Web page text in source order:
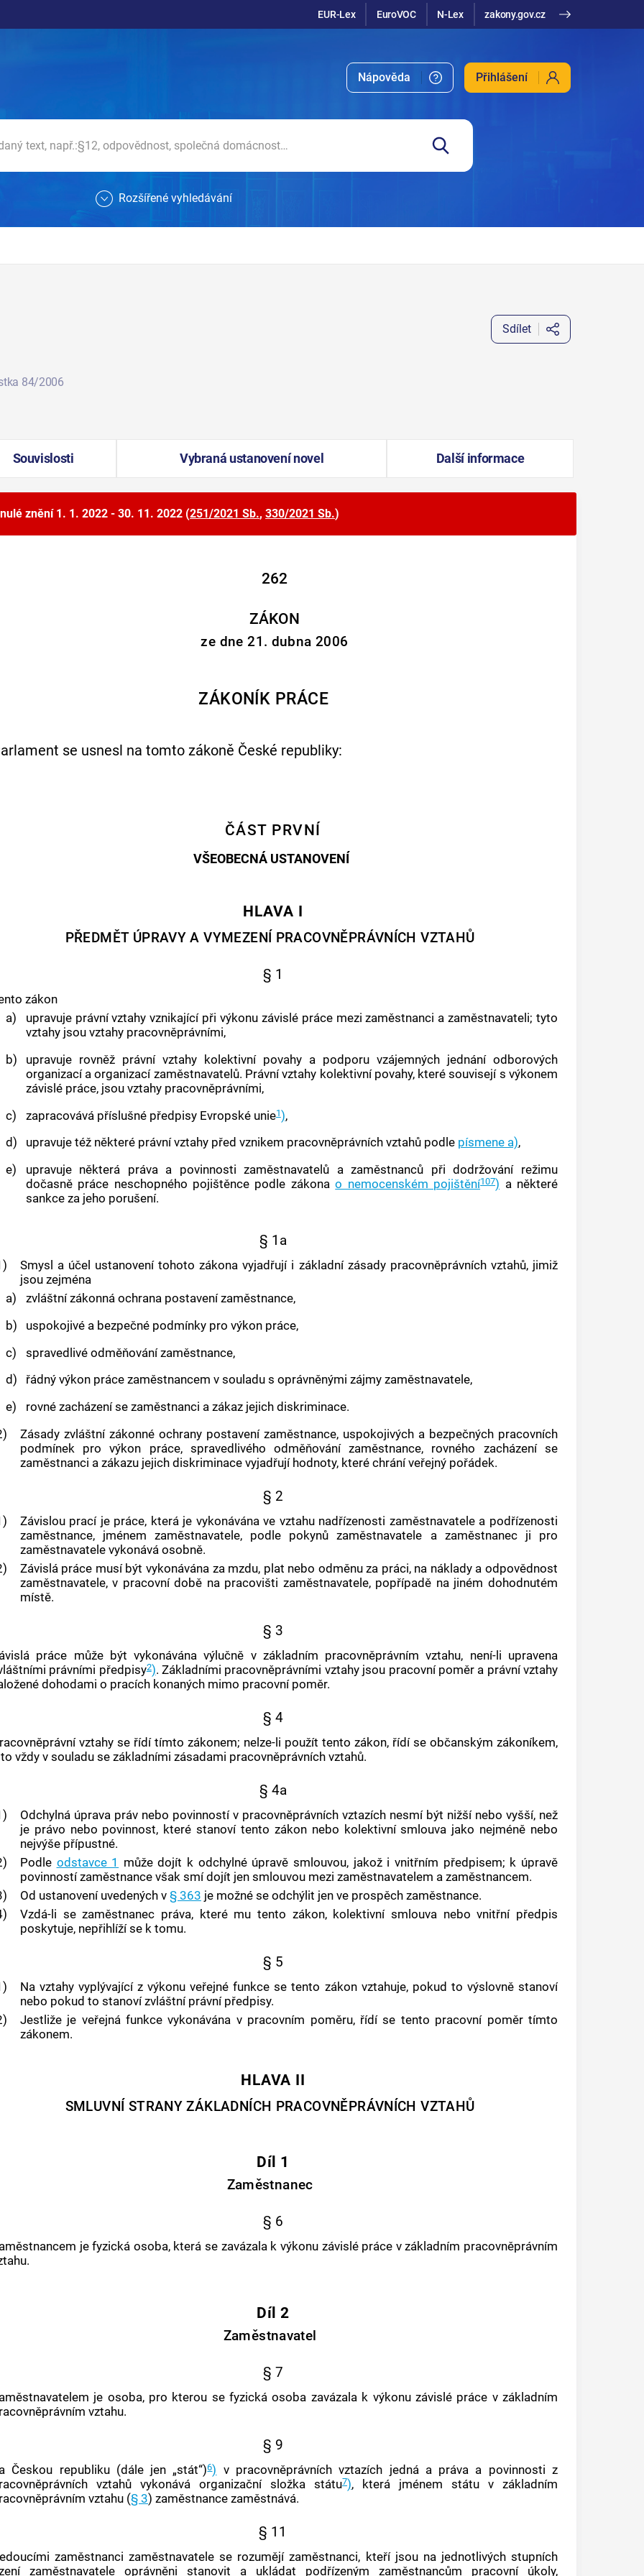
EUR-Lex EuroVOC N-Lex zakony.gov.cz
Nápověda Přihlášení
Rozšířené vyhledávání
84/2006
Sdílet
Souvislosti Vybraná ustanovení novel Další informace
znění1. 1. 2022 - 30. 11. 2022 (251/2021 Sb.,330/2021 Sb.)
262
ZÁKON
ze dne 21. dubna 2006
ZÁKONÍK PRÁCE
se usnesl na tomto zákoně České republiky:
ČÁST PRVNÍ
VŠEOBECNÁ USTANOVENÍ
HLAVA I
PŘEDMĚT ÚPRAVY A VYMEZENÍ PRACOVNĚPRÁVNÍCH VZTAHŮ
§ 1
zákon
a)
upravuje právní vztahy vznikající při výkonu závislé práce mezi zaměstnanci a zaměstnavateli; tyto
vztahy jsou vztahy pracovněprávními,
b)
upravuje rovněž právní vztahy kolektivní povahy a podporu vzájemných jednání odborových
organizací a organizací zaměstnavatelů. Právní vztahy kolektivní povahy, které souvisejí s výkonem
závislé práce, jsou vztahy pracovněprávními,
c)
zapracovává příslušné předpisy Evropské unie1),
d)
upravuje též některé právní vztahy před vznikem pracovněprávních vztahů podle písmene a),
e)
upravuje některá práva a povinnostizaměstnavatelů a zaměstnanců při dodržování režimu
dočasně práce neschopného pojištěnce podle zákonao nemocenském pojištění107) a některé
sankce za jeho porušení.
§ 1a
Smysl a účel ustanovení tohoto zákona vyjadřují i základní zásady pracovněprávních vztahů, jimiž
jsou zejména
a)
zvláštní zákonná ochrana postavenízaměstnance,
b)
uspokojivé a bezpečné podmínky pro výkon práce,
c)
spravedlivé odměňovánízaměstnance,
d)
řádný výkon práce zaměstnancem v souladu s oprávněnými zájmy zaměstnavatele,
e)
rovné zacházení se zaměstnanci a zákaz jejich diskriminace.
Zásady zvláštní zákonné ochrany postavení zaměstnance, uspokojivých a bezpečných pracovních
podmínek pro výkon práce, spravedlivého odměňovánízaměstnance, rovného zacházení se
zaměstnanci a zákazu jejich diskriminace vyjadřují hodnoty, které chrání veřejný pořádek.
§ 2
Závislou pracíje práce, která je vykonávána ve vztahu nadřízenosti zaměstnavatelea podřízenosti
zaměstnance, jménemzaměstnavatele, podle pokynůzaměstnavatele a zaměstnanec ji pro
zaměstnavatelevykonává osobně.
Závislá práce musí být vykonávána za mzdu, plat nebo odměnu za práci, na náklady a odpovědnost
zaměstnavatele, v pracovní době na pracovišti zaměstnavatele, popřípadě na jiném dohodnutém
místě.
§ 3
práce může být vykonávána výlučně v základním pracovněprávním vztahu, není-li upravena
právními předpisy2).Základními pracovněprávními vztahyjsou pracovní poměr a právní vztahy
dohodami o pracích konaných mimo pracovní poměr.
§ 4
vztahy se řídí tímto zákonem; nelze-li použít tento zákon, řídí se občanským zákoníkem,
vždy v souladu se základními zásadami pracovněprávních vztahů.
§ 4a
Odchylná úprava práv nebo povinností v pracovněprávních vztazích nesmí být nižší nebo vyšší, než
je právo nebo povinnost, které stanoví tento zákon nebo kolektivní smlouva jako nejméně nebo
nejvýše přípustné.
Podle odstavce 1 může dojít k odchylné úpravě smlouvou, jakož i vnitřním předpisem; k úpravě
povinnostízaměstnancevšak smí dojít jen smlouvou mezi zaměstnavatelem a zaměstnancem.
Od ustanovení uvedených v § 363 je možné se odchýlit jen ve prospěch zaměstnance.
Vzdá-li sezaměstnanec práva, které mu tento zákon, kolektivní smlouva nebo vnitřní předpis
poskytuje, nepřihlíží se k tomu.
§ 5
Na vztahy vyplývající zvýkonu veřejné funkce se tento zákon vztahuje, pokud to výslovně stanoví
nebo pokud to stanoví zvláštní právní předpisy.
Jestliže je veřejná funkce vykonávána v pracovním poměru, řídí se tento pracovní poměr tímto
zákonem.
HLAVA II
SMLUVNÍ STRANY ZÁKLADNÍCH PRACOVNĚPRÁVNÍCH VZTAHŮ
Díl 1
Zaměstnanec
§ 6
je fyzická osoba, která se zavázala k výkonu závislé práce vzákladním pracovněprávním
.
Díl 2
Zaměstnavatel
§ 7
je osoba, pro kterou se fyzická osoba zavázala k výkonu závislé práce v základním
vztahu.
§ 9
Českou republiku (dále jen „stát“)6) v pracovněprávních vztazích jedná a práva a povinnosti z
vztahů vykonává organizační složka státu7), která jménem státu v základním
vztahu (§ 3) zaměstnance zaměstnává.
§ 11
zaměstnanci zaměstnavatele se rozumějí zaměstnanci, kteří jsou na jednotlivých stupních
zaměstnavatele oprávněni stanovit a ukládat podřízeným zaměstnancům pracovní úkoly,